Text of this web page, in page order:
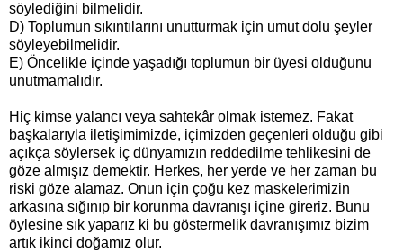
söylediğini bilmelidir.
D) Toplumun sıkıntılarını unutturmak için umut dolu şeyler
söyleyebilmelidir.
E) Öncelikle içinde yaşadığı toplumun bir üyesi olduğunu
unutmamalıdır.
Hiç kimse yalancı veya sahtekâr olmak istemez. Fakat
başkalarıyla iletişimimizde, içimizden geçenleri olduğu gibi
açıkça söylersek iç dünyamızın reddedilme tehlikesini de
göze almışız demektir. Herkes, her yerde ve her zaman bu
riski göze alamaz. Onun için çoğu kez maskelerimizin
arkasına sığınıp bir korunma davranışı içine gireriz. Bunu
öylesine sık yaparız ki bu göstermelik davranışımız bizim
artık ikinci doğamız olur.